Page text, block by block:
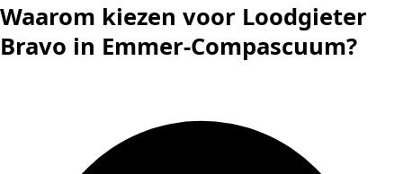
Waarom kiezen voor Loodgieter
Bravo in Emmer-Compascuum?